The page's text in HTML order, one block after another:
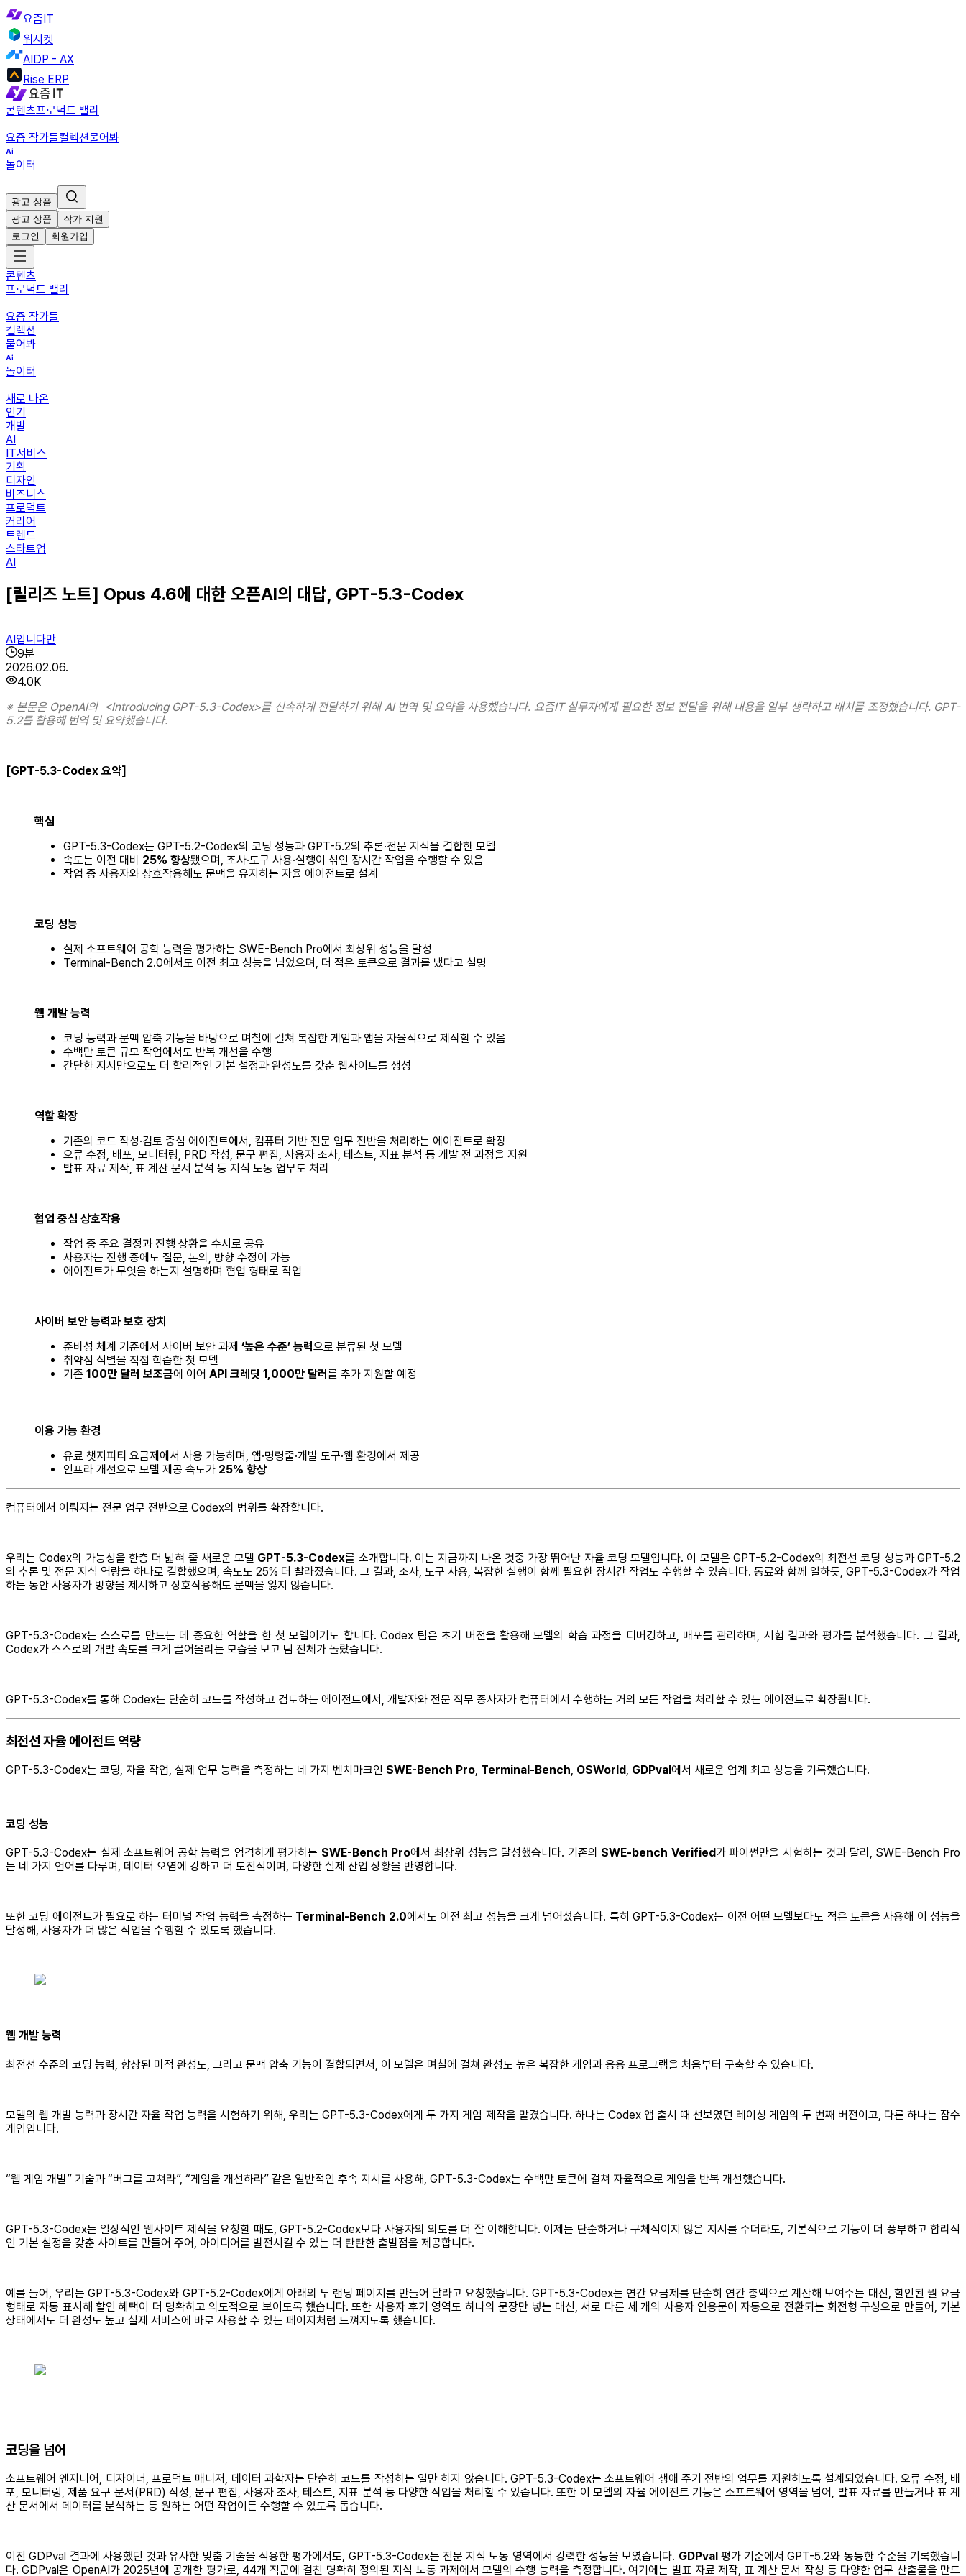
요즘IT
위시켓
AIDP - AX
Rise ERP
콘텐츠프로덕트 밸리
요즘 작가들컬렉션물어봐
놀이터
광고 상품
광고 상품
작가 지원
로그인
회원가입
콘텐츠
프로덕트 밸리
요즘 작가들
컬렉션
물어봐
놀이터
새로 나온
인기
개발
AI
IT서비스
기획
디자인
비즈니스
프로덕트
커리어
트렌드
스타트업
AI
[릴리즈 노트] Opus 4.6에 대한 오픈AI의 대답, GPT-5.3-Codex
AI입니다만
9분
2026.02.06.
4.0K
※ 본문은 OpenAI의 <Introducing GPT-5.3-Codex>를 신속하게 전달하기 위해 AI 번역 및 요약을 사용했습니다. 요즘IT 실무자에게 필요한 정보 전달을 위해 내용을 일부 생략하고 배치를 조정했습니다. GPT-
5.2를 활용해 번역 및 요약했습니다.
[GPT-5.3-Codex 요약]
핵심
GPT-5.3-Codex는 GPT-5.2-Codex의 코딩 성능과 GPT-5.2의 추론·전문 지식을 결합한 모델
속도는 이전 대비 25% 향상됐으며, 조사·도구 사용·실행이 섞인 장시간 작업을 수행할 수 있음
작업 중 사용자와 상호작용해도 문맥을 유지하는 자율 에이전트로 설계
코딩 성능
실제 소프트웨어 공학 능력을 평가하는 SWE-Bench Pro에서 최상위 성능을 달성
Terminal-Bench 2.0에서도 이전 최고 성능을 넘었으며, 더 적은 토큰으로 결과를 냈다고 설명
웹 개발 능력
코딩 능력과 문맥 압축 기능을 바탕으로 며칠에 걸쳐 복잡한 게임과 앱을 자율적으로 제작할 수 있음
수백만 토큰 규모 작업에서도 반복 개선을 수행
간단한 지시만으로도 더 합리적인 기본 설정과 완성도를 갖춘 웹사이트를 생성
역할 확장
기존의 코드 작성·검토 중심 에이전트에서, 컴퓨터 기반 전문 업무 전반을 처리하는 에이전트로 확장
오류 수정, 배포, 모니터링, PRD 작성, 문구 편집, 사용자 조사, 테스트, 지표 분석 등 개발 전 과정을 지원
발표 자료 제작, 표 계산 문서 분석 등 지식 노동 업무도 처리
협업 중심 상호작용
작업 중 주요 결정과 진행 상황을 수시로 공유
사용자는 진행 중에도 질문, 논의, 방향 수정이 가능
에이전트가 무엇을 하는지 설명하며 협업 형태로 작업
사이버 보안 능력과 보호 장치
준비성 체계 기준에서 사이버 보안 과제 ‘높은 수준’ 능력으로 분류된 첫 모델
취약점 식별을 직접 학습한 첫 모델
기존 100만 달러 보조금에 이어 API 크레딧 1,000만 달러 를 추가 지원할 예정
이용 가능 환경
유료 챗지피티 요금제에서 사용 가능하며, 앱·명령줄·개발 도구·웹 환경에서 제공
인프라 개선으로 모델 제공 속도가 25% 향상
컴퓨터에서 이뤄지는 전문 업무 전반으로 Codex의 범위를 확장합니다.
우리는 Codex의 가능성을 한층 더 넓혀 줄 새로운 모델 GPT-5.3-Codex를 소개합니다. 이는 지금까지 나온 것중 가장 뛰어난 자율 코딩 모델입니다. 이 모델은 GPT-5.2-Codex의 최전선 코딩 성능과 GPT-5.2
의 추론 및 전문 지식 역량을 하나로 결합했으며, 속도도 25% 더 빨라졌습니다. 그 결과, 조사, 도구 사용, 복잡한 실행이 함께 필요한 장시간 작업도 수행할 수 있습니다. 동료와 함께 일하듯, GPT-5.3-Codex가 작업
하는 동안 사용자가 방향을 제시하고 상호작용해도 문맥을 잃지 않습니다.
GPT-5.3-Codex는 스스로를 만드는 데 중요한 역할을 한 첫 모델이기도 합니다. Codex 팀은 초기 버전을 활용해 모델의 학습 과정을 디버깅하고, 배포를 관리하며, 시험 결과와 평가를 분석했습니다. 그 결과,
Codex가 스스로의 개발 속도를 크게 끌어올리는 모습을 보고 팀 전체가 놀랐습니다.
GPT-5.3-Codex를 통해 Codex는 단순히 코드를 작성하고 검토하는 에이전트에서, 개발자와 전문 직무 종사자가 컴퓨터에서 수행하는 거의 모든 작업을 처리할 수 있는 에이전트로 확장됩니다.
최전선 자율 에이전트 역량
GPT-5.3-Codex는 코딩, 자율 작업, 실제 업무 능력을 측정하는 네 가지 벤치마크인 SWE-Bench Pro Terminal-Bench OSWorld GDPval에서 새로운 업계 최고 성능을 기록했습니다.
코딩 성능
GPT-5.3-Codex는 실제 소프트웨어 공학 능력을 엄격하게 평가하는 SWE-Bench Pro에서 최상위 성능을 달성했습니다. 기존의 SWE-bench Verified 가 파이썬만을 시험하는 것과 달리, SWE-Bench Pro
는 네 가지 언어를 다루며, 데이터 오염에 강하고 더 도전적이며, 다양한 실제 산업 상황을 반영합니다.
또한 코딩 에이전트가 필요로 하는 터미널 작업 능력을 측정하는 Terminal-Bench 2.0에서도 이전 최고 성능을 크게 넘어섰습니다. 특히 GPT-5.3-Codex는 이전 어떤 모델보다도 적은 토큰을 사용해 이 성능을
달성해, 사용자가 더 많은 작업을 수행할 수 있도록 했습니다.
웹 개발 능력
최전선 수준의 코딩 능력, 향상된 미적 완성도, 그리고 문맥 압축 기능이 결합되면서, 이 모델은 며칠에 걸쳐 완성도 높은 복잡한 게임과 응용 프로그램을 처음부터 구축할 수 있습니다.
모델의 웹 개발 능력과 장시간 자율 작업 능력을 시험하기 위해, 우리는 GPT-5.3-Codex에게 두 가지 게임 제작을 맡겼습니다. 하나는 Codex 앱 출시 때 선보였던 레이싱 게임의 두 번째 버전이고, 다른 하나는 잠수
게임입니다.
“웹 게임 개발” 기술과 “버그를 고쳐라”, “게임을 개선하라” 같은 일반적인 후속 지시를 사용해, GPT-5.3-Codex는 수백만 토큰에 걸쳐 자율적으로 게임을 반복 개선했습니다.
GPT-5.3-Codex는 일상적인 웹사이트 제작을 요청할 때도, GPT-5.2-Codex보다 사용자의 의도를 더 잘 이해합니다. 이제는 단순하거나 구체적이지 않은 지시를 주더라도, 기본적으로 기능이 더 풍부하고 합리적
인 기본 설정을 갖춘 사이트를 만들어 주어, 아이디어를 발전시킬 수 있는 더 탄탄한 출발점을 제공합니다.
예를 들어, 우리는 GPT-5.3-Codex와 GPT-5.2-Codex에게 아래의 두 랜딩 페이지를 만들어 달라고 요청했습니다. GPT-5.3-Codex는 연간 요금제를 단순히 연간 총액으로 계산해 보여주는 대신, 할인된 월 요금
형태로 자동 표시해 할인 혜택이 더 명확하고 의도적으로 보이도록 했습니다. 또한 사용자 후기 영역도 하나의 문장만 넣는 대신, 서로 다른 세 개의 사용자 인용문이 자동으로 전환되는 회전형 구성으로 만들어, 기본
상태에서도 더 완성도 높고 실제 서비스에 바로 사용할 수 있는 페이지처럼 느껴지도록 했습니다.
코딩을 넘어
소프트웨어 엔지니어, 디자이너, 프로덕트 매니저, 데이터 과학자는 단순히 코드를 작성하는 일만 하지 않습니다. GPT-5.3-Codex는 소프트웨어 생애 주기 전반의 업무를 지원하도록 설계되었습니다. 오류 수정, 배
포, 모니터링, 제품 요구 문서(PRD) 작성, 문구 편집, 사용자 조사, 테스트, 지표 분석 등 다양한 작업을 처리할 수 있습니다. 또한 이 모델의 자율 에이전트 기능은 소프트웨어 영역을 넘어, 발표 자료를 만들거나 표 계
산 문서에서 데이터를 분석하는 등 원하는 어떤 작업이든 수행할 수 있도록 돕습니다.
이전 GDPval 결과에 사용했던 것과 유사한 맞춤 기술을 적용한 평가에서도, GPT-5.3-Codex는 전문 지식 노동 영역에서 강력한 성능을 보였습니다. GDPval 평가 기준에서 GPT-5.2와 동등한 수준을 기록했습니
다. GDPval은 OpenAI가 2025년에 공개한 평가로, 44개 직군에 걸친 명확히 정의된 지식 노동 과제에서 모델의 수행 능력을 측정합니다. 여기에는 발표 자료 제작, 표 계산 문서 작성 등 다양한 업무 산출물을 만드